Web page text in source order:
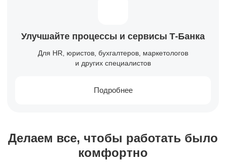
Улучшайте процессы и сервисы Т-Банка
Для HR, юристов, бухгалтеров, маркетологов
и других специалистов
Подробнее
Делаем все, чтобы работать было
комфортно